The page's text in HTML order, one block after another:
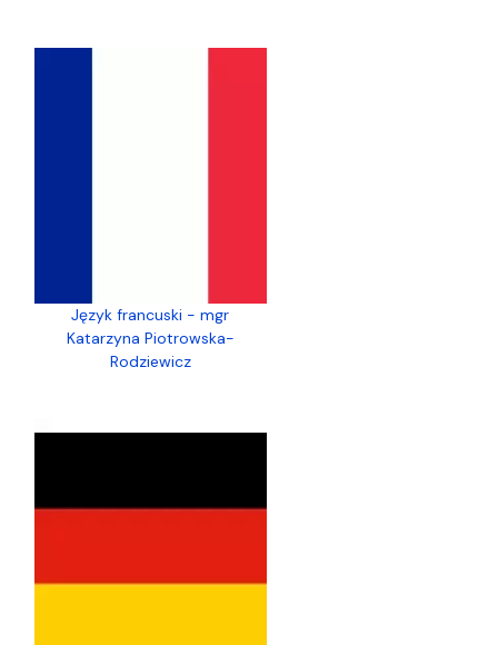
Język francuski - mgr
Katarzyna Piotrowska-
Rodziewicz